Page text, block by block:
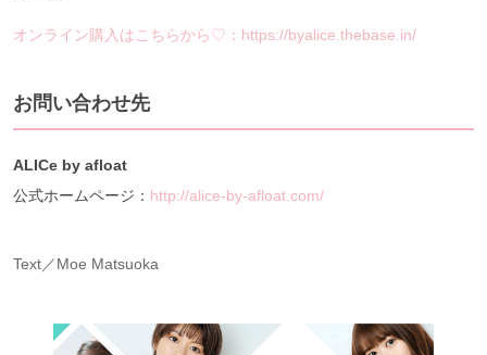
オンライン購入はこちらから♡：https://byalice.thebase.in/
お問い合わせ先
ALICe by afloat
公式ホームページ： http://alice-by-afloat.com/
Text／Moe Matsuoka